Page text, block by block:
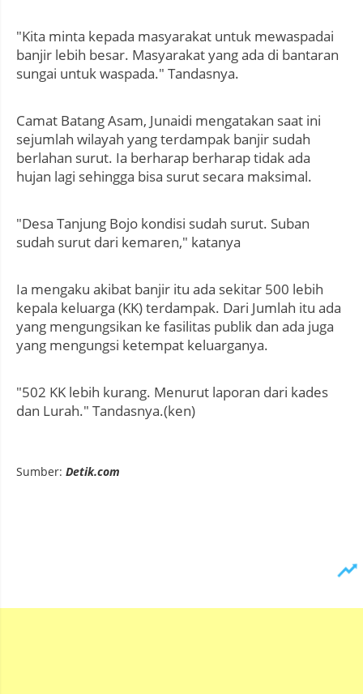
"Kita minta kepada masyarakat untuk mewaspadai
banjir lebih besar. Masyarakat yang ada di bantaran
sungai untuk waspada." Tandasnya.
Camat Batang Asam, Junaidi mengatakan saat ini
sejumlah wilayah yang terdampak banjir sudah
berlahan surut. Ia berharap berharap tidak ada
hujan lagi sehingga bisa surut secara maksimal.
"Desa Tanjung Bojo kondisi sudah surut. Suban
sudah surut dari kemaren," katanya
Ia mengaku akibat banjir itu ada sekitar 500 lebih
kepala keluarga (KK) terdampak. Dari Jumlah itu ada
yang mengungsikan ke fasilitas publik dan ada juga
yang mengungsi ketempat keluarganya.
"502 KK lebih kurang. Menurut laporan dari kades
dan Lurah." Tandasnya.(ken)
Sumber: Detik.com